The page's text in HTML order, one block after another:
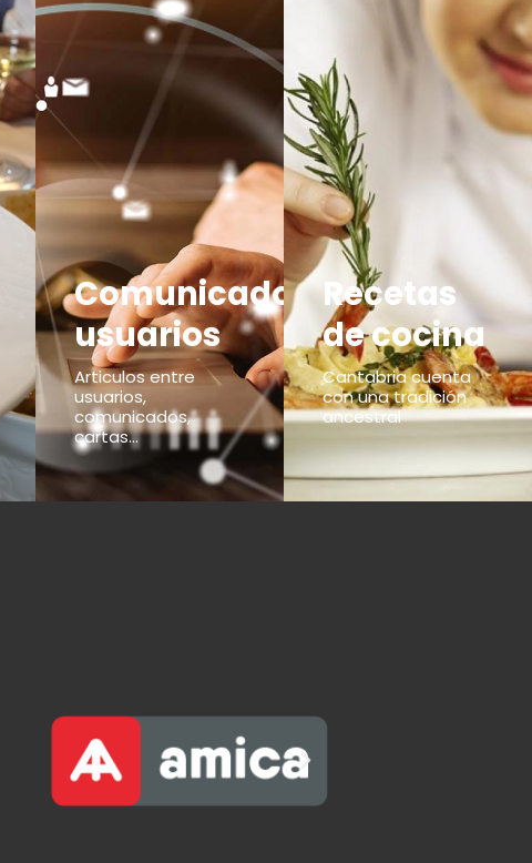
Comunicados
usuarios
Articulos entre
usuarios,
comunicados,
cartas...
Recetas
de cocina
Cantabria cuenta
con una tradición
ancestral